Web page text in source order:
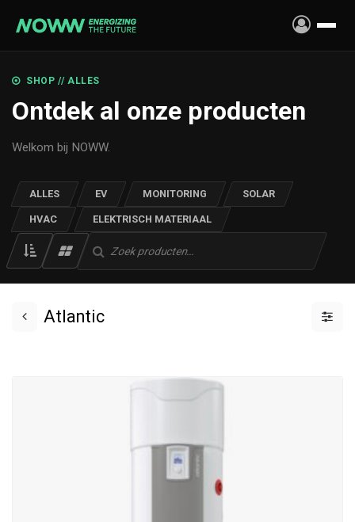
SHOP // ALLES
Ontdek al onze producten
Welkom bij NOWW.
ALLES EV MONITORING SOLAR
HVAC ELEKTRISCH MATERIAAL
Atlantic